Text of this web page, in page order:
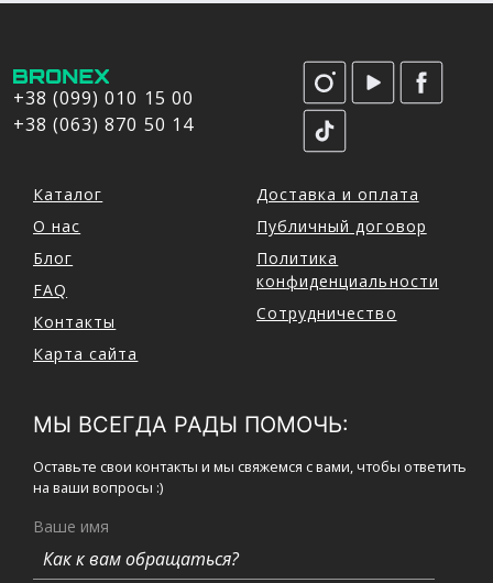
+38 (099) 010 15 00
+38 (063) 870 50 14
Каталог
О нас
Блог
FAQ
Контакты
Карта сайта
Доставка и оплата
Публичный договор
Политика
конфиденциальности
Сотрудничество
МЫ ВСЕГДА РАДЫ ПОМОЧЬ:
Оставьте свои контакты и мы свяжемся с вами, чтобы ответить
на ваши вопросы :)
Ваше имя